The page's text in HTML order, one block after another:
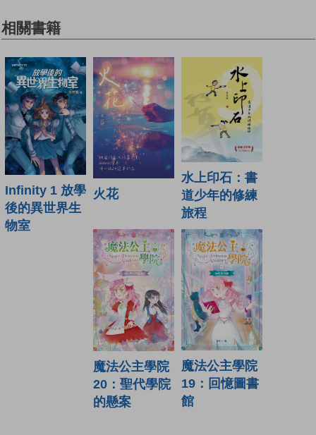
相關書籍
Infinity 1 放學
後的異世界生
物室
火花
水上印石：書
道少年的修練
旅程
魔法公主學院
20：聖代學院
的懸案
魔法公主學院
19：回憶圖書
館